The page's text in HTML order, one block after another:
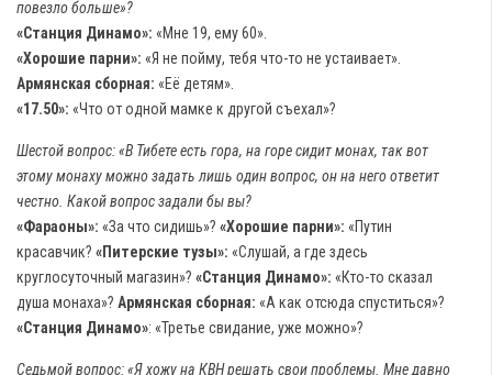
повезло больше»?
«Станция Динамо»: «Мне 19, ему 60».
«Хорошие парни»: «Я не пойму, тебя что-то не устаивает».
Армянская сборная: «Её детям».
«17.50»: «Что от одной мамке к другой съехал»?
Шестой вопрос: «В Тибете есть гора, на горе сидит монах, так вот
этому монаху можно задать лишь один вопрос, он на него ответит
честно. Какой вопрос задали бы вы?
«Фараоны»: «За что сидишь»? «Хорошие парни»: «Путин
красавчик? «Питерские тузы»: «Слушай, а где здесь
круглосуточный магазин»? «Станция Динамо»: «Кто-то сказал
душа монаха»? Армянская сборная: «А как отсюда спуститься»?
«Станция Динамо»: «Третье свидание, уже можно»?
Седьмой вопрос: «Я хожу на КВН решать свои проблемы. Мне давно